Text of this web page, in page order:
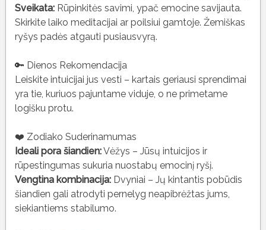
Sveikata:Rūpinkitės savimi, ypač emocine savijauta.
Skirkite laiko meditacijai ar poilsiui gamtoje. Žemiškas
ryšys padės atgauti pusiausvyrą.
🔑 Dienos Rekomendacija
Leiskite intuicijai jus vesti – kartais geriausi sprendimai
yra tie, kuriuos pajuntame viduje, o ne primetame
logišku protu.
❤️ Zodiako Suderinamumas
Ideali pora šiandien:Vėžys – Jūsų intuicijos ir
rūpestingumas sukuria nuostabų emocinį ryšį.
Vengtina kombinacija:Dvyniai – Jų kintantis pobūdis
šiandien gali atrodyti pernelyg neapibrėžtas jums,
siekiantiems stabilumo.